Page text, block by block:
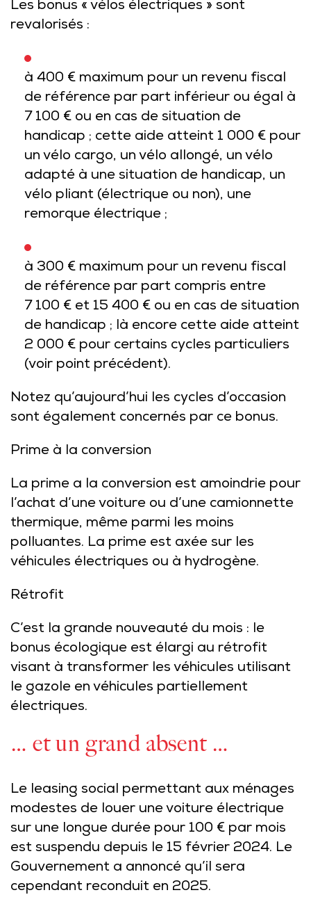
Les bonus « vélos électriques » sont
revalorisés :
à 400 € maximum pour un revenu fiscal
de référence par part inférieur ou égal à
7 100 € ou en cas de situation de
handicap ; cette aide atteint 1 000 € pour
un vélo cargo, un vélo allongé, un vélo
adapté à une situation de handicap, un
vélo pliant (électrique ou non), une
remorque électrique ;
à 300 € maximum pour un revenu fiscal
de référence par part compris entre
7 100 € et 15 400 € ou en cas de situation
de handicap ; là encore cette aide atteint
2 000 € pour certains cycles particuliers
(voir point précédent).
Notez qu’aujourd’hui les cycles d’occasion
sont également concernés par ce bonus.
Prime à la conversion
La prime a la conversion est amoindrie pour
l’achat d’une voiture ou d’une camionnette
thermique, même parmi les moins
polluantes. La prime est axée sur les
véhicules électriques ou à hydrogène.
Rétrofit
C’est la grande nouveauté du mois : le
bonus écologique est élargi au rétrofit
visant à transformer les véhicules utilisant
le gazole en véhicules partiellement
électriques.
… et un grand absent …
Le leasing social permettant aux ménages
modestes de louer une voiture électrique
sur une longue durée pour 100 € par mois
est suspendu depuis le 15 février 2024. Le
Gouvernement a annoncé qu’il sera
cependant reconduit en 2025.